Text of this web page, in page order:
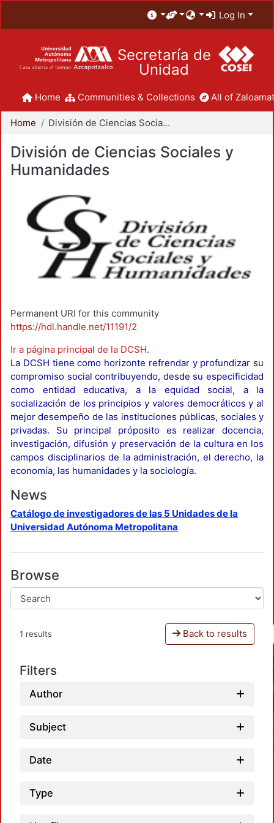
Log In
Secretaría de
Unidad
Home Communities & Collections All of
Home División de Ciencias Sociales y Humanidades
División de Ciencias Sociales y
Humanidades
Permanent URI for this community
https://hdl.handle.net/11191/2
Ir a página principal de la DCSH.
La DCSH tiene como horizonte refrendar y profundizar su
compromiso social contribuyendo, desde su especificidad
como entidad educativa, a la equidad social, a la
socialización de los principios y valores democráticos y al
mejor desempeño de las instituciones públicas, sociales y
privadas. Su principal próposito es realizar docencia,
investigación, difusión y preservación de la cultura en los
campos disciplinarios de la administración, el derecho, la
economía, las humanidades y la sociología.
News
Catálogo de investigadores de las 5 Unidades de la
Universidad Autónoma Metropolitana
Browse
1 results Back to results
Filters
Author
Subject
Date
Type